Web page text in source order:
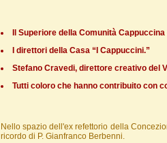
Il Superiore della Comunità
I direttori della Casa “I Cappuccini.”
Stefano Cravedi, direttore creativo del
Tutti coloro che hanno contribuito con
Nello spazio dell'ex refettorio della
ricordo di P. Gianfranco Berbenni.